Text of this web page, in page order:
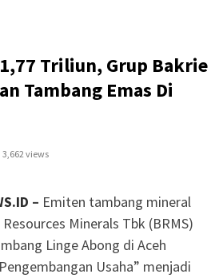
Triliun, Grup Bakrie
Tambang Emas Di
3,662 views
– Emiten tambang mineral
Minerals Tbk (BRMS)
Linge Abong di Aceh
Usaha” menjadi